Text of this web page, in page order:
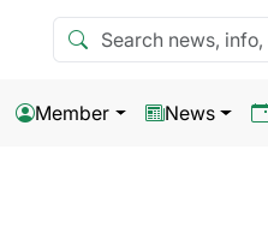
Search news
Member News